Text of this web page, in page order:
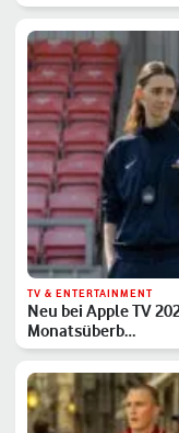
TV & ENTERTAINMENT
Neu bei Apple TV
Monatsüberb…